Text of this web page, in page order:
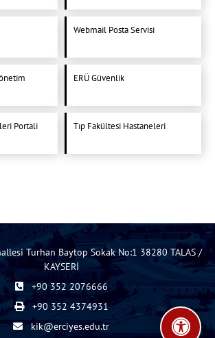
Webmail Posta Servisi
ERÜ Güvenlik
Portali Tıp Fakültesi Hastaneleri
Turhan Baytop Sokak No:1 38280 TALAS /
KAYSERİ
+90 352 2076666
+90 352 4374931
kik@erciyes.edu.tr